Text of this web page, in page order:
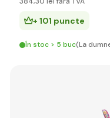
+ 101 puncte
În stoc > 5 buc(La